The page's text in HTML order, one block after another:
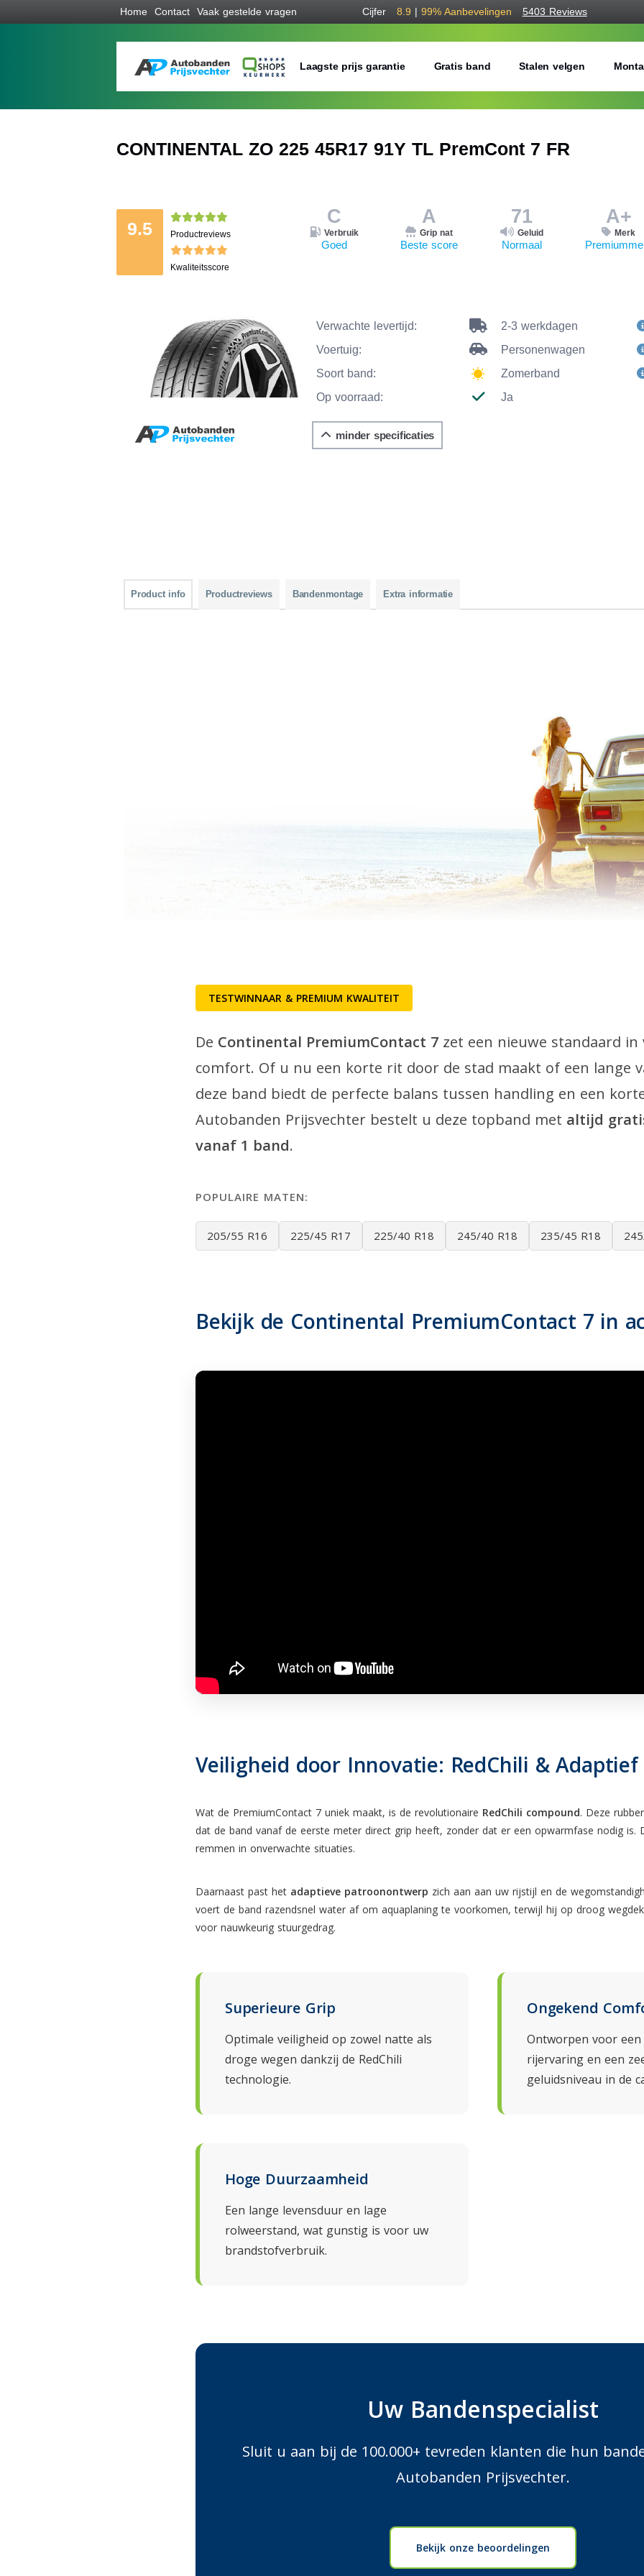
Home Contact Vaak gestelde vragen Cijfer 8.9 | 99% Aanbevelingen 5403 Reviews
Laagste prijs garantie Gratis band Stalen velgen
CONTINENTAL ZO 225 45R17 91Y TL PremCont 7 FR
9.5 Productreviews
Kwaliteitsscore
C
Verbruik
Goed
A
Grip nat
Beste score
71
Geluid
Normaal
A+
Merk
Verwachte levertijd:
2-3 werkdagen
Voertuig:
Personenwagen
Soort band:
Zomerband
Op voorraad:
Ja
minder specificaties
Product info Productreviews Bandenmontage Extra informatie
TESTWINNAAR & PREMIUM KWALITEIT
De Continental PremiumContact 7 zet een nieuwe standaard in
comfort. Of u nu een korte rit door de stad maakt of een lange
deze band biedt de perfecte balans tussen handling en een
Autobanden Prijsvechter bestelt u deze topband met altijd
vanaf 1 band.
POPULAIRE MATEN:
205/55 R16 225/45 R17 225/40 R18 245/40 R18 235/45 R18
Bekijk de Continental PremiumContact 7 in
Veiligheid door Innovatie: RedChili &
Wat de PremiumContact 7 uniek maakt, is de revolutionaire RedChili compound. Deze
dat de band vanaf de eerste meter direct grip heeft, zonder dat er een opwarmfase nodig is.
remmen in onverwachte situaties.
Daarnaast past het adaptieve patroonontwerp zich aan aan uw rijstijl en de
voert de band razendsnel water af om aquaplaning te voorkomen, terwijl hij op droog
voor nauwkeurig stuurgedrag.
Superieure Grip
Optimale veiligheid op zowel natte als
droge wegen dankzij de RedChili
technologie.
Ongekend
Ontworpen voor een
rijervaring en een
geluidsniveau in de
Hoge Duurzaamheid
Een lange levensduur en lage
rolweerstand, wat gunstig is voor uw
brandstofverbruik.
Uw Bandenspecialist
Sluit u aan bij de 100.000+ tevreden klanten die hun
Autobanden Prijsvechter.
Bekijk onze beoordelingen